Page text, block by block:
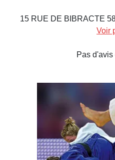
15 RUE DE BIBRACTE
Voir
Pas